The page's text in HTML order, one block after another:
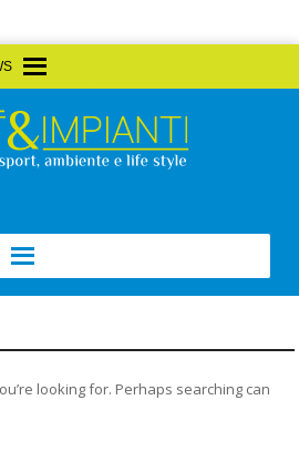
looking for. Perhaps searching can